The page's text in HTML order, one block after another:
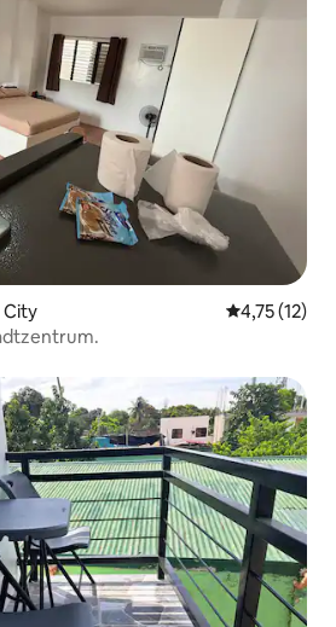
City
4,75 (12)